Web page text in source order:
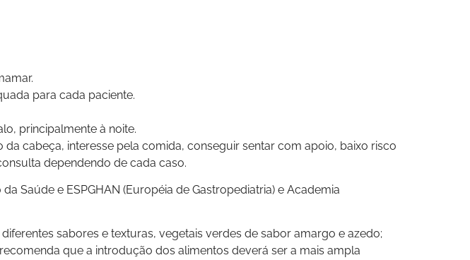
para cada paciente.
principalmente à noite.
cabeça, interesse pela comida, conseguir sentar com apoio, baixo risco
dependendo de cada caso.
Saúde e ESPGHAN (Européia de Gastropediatria) e Academia
sabores e texturas, vegetais verdes de sabor amargo e azedo;
que a introdução dos alimentos deverá ser a mais ampla